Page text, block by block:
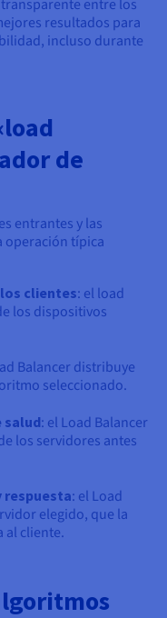
entre los
resultados para
incluso durante
de
entrantes y las
operación típica
clientes: el load
los dispositivos
Balancer distribuye
seleccionado.
salud: el Load Balancer
los servidores antes
respuesta: el Load
elegido, que la
al cliente.